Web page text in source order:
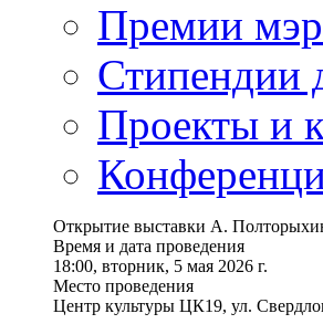
Премии
Стипендии
Проекты и
Открытие выставки А.
Время и дата проведения
18:00, вторник, 5 мая 2026 г.
Место проведения
Центр культуры ЦК19, ул.